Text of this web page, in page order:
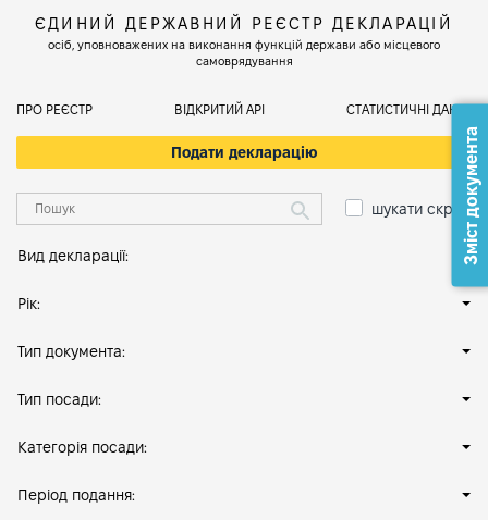
ЄДИНИЙ ДЕРЖАВНИЙ РЕЄСТР ДЕКЛАРАЦІЙ
осіб, уповноважених на виконання функцій держави або місцевого
самоврядування
ПРО РЕЄСТР ВІДКРИТИЙ АРІ СТАТИСТИЧНІ ДАНІ
Подати декларацію
шукати скрізь
Вид декларації:
Рік:
Тип документа:
Тип посади:
Категорія посади:
Період подання:
Зміст документа